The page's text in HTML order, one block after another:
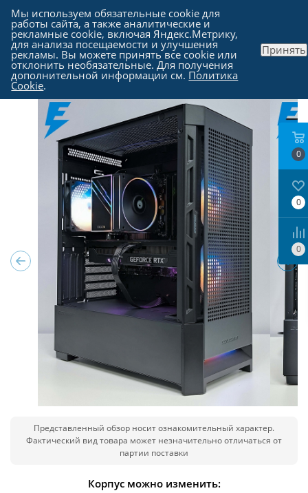
Каталог - Компьютеры в Москве
Представленный обзор носит ознакомительный характер.
Фактический вид товара может незначительно отличаться от
партии поставки
Корпус можно изменить:
0
0
0
Мы используем обязательные cookie для
работы сайта, а также аналитические и
рекламные cookie, включая Яндекс.Метрику,
для анализа посещаемости и улучшения
рекламы. Вы можете принять все cookie или
отклонить необязательные. Для получения
дополнительной информации см. Политика
Cookie.
Принять